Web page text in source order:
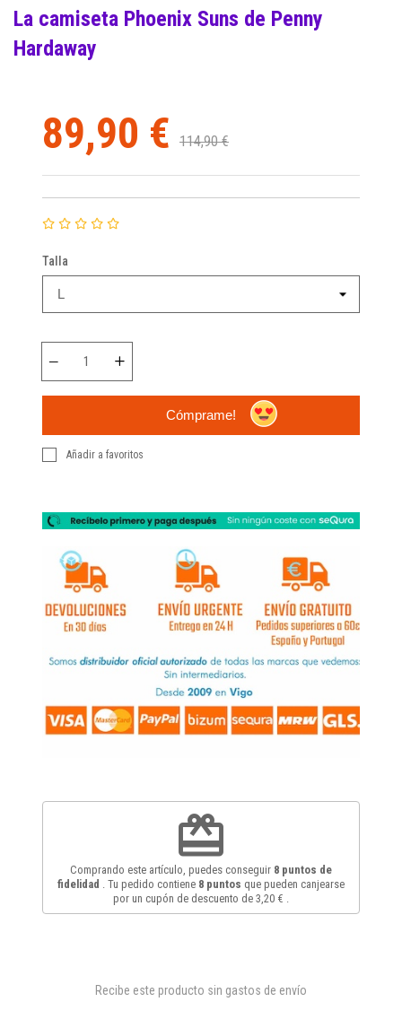
La camiseta Phoenix Suns de Penny
Hardaway
89,90 € 114,90 €
Talla
Cómprame!
Añadir a favoritos
redeem
Comprando este artículo, puedes conseguir 8 puntos de
fidelidad
. Tu pedido contiene 8 puntos que pueden canjearse
por un cupón de descuento de 3,20 €
Recibe este producto sin gastos de envío